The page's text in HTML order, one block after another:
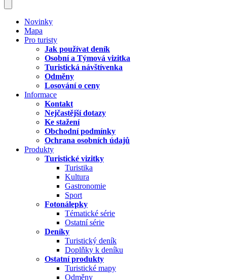
Novinky
Mapa
Pro turisty
Jak používat deník
Osobní a Týmová vizitka
Turistická návštívenka
Odměny
Losování o ceny
Informace
Kontakt
Nejčastější dotazy
Ke stažení
Obchodní podmínky
Ochrana osobních údajů
Produkty
Turistické vizitky
Turistika
Kultura
Gastronomie
Sport
Fotonálepky
Tématické série
Ostatní série
Deníky
Turistický deník
Doplňky k deníku
Ostatní produkty
Turistické mapy
Odměny